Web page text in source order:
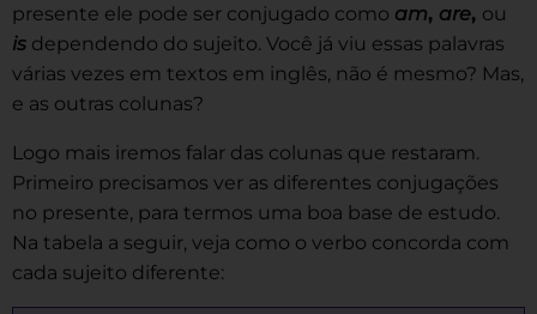
presente ele pode ser conjugado como am, are, ou
is dependendo do sujeito. Você já viu essas palavras
várias vezes em textos em inglês, não é mesmo? Mas,
e as outras colunas?
Logo mais iremos falar das colunas que restaram.
Primeiro precisamos ver as diferentes conjugações
no presente, para termos uma boa base de estudo.
Na tabela a seguir, veja como o verbo concorda com
cada sujeito diferente: